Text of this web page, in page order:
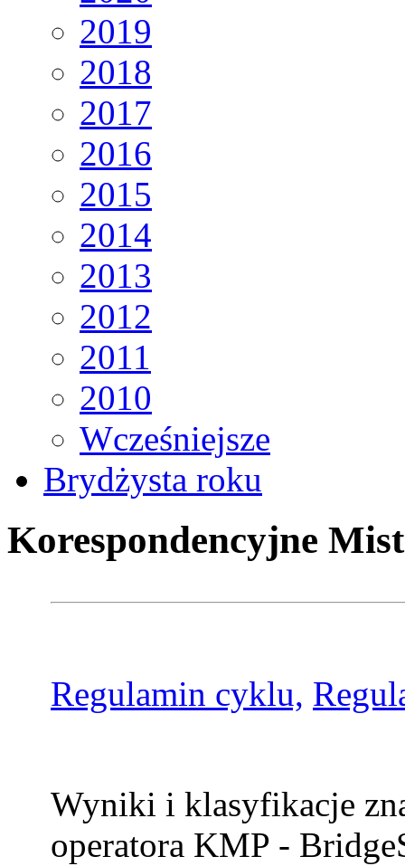
2019
2018
2017
2016
2015
2014
2013
2012
2011
2010
Wcześniejsze
Brydżysta roku
Korespondencyjne
Regulamin cyklu,
Wyniki i klasyfikacje
operatora KMP -